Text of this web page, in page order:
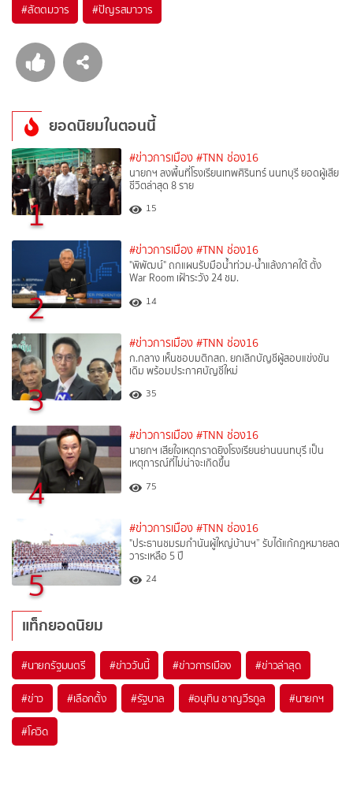
#สัตตมวาร #ปัญรสมาวาร
ยอดนิยมในตอนนี้
1
#ข่าวการเมือง #TNN ช่อง16
นายกฯ ลงพื้นที่โรงเรียนเทพศิรินทร์ นนทบุรี ยอดผู้เสีย
ชีวิตล่าสุด 8 ราย
15
2
#ข่าวการเมือง #TNN ช่อง16
"พิพัฒน์" ถกแผนรับมือน้ำท่วม-น้ำแล้งภาคใต้ ตั้ง
War Room เฝ้าระวัง 24 ชม.
14
3
#ข่าวการเมือง #TNN ช่อง16
ก.กลาง เห็นชอบมติกสถ. ยกเลิกบัญชีผู้สอบแข่งขัน
เดิม พร้อมประกาศบัญชีใหม่
35
4
#ข่าวการเมือง #TNN ช่อง16
นายกฯ เสียใจเหตุกราดยิงโรงเรียนย่านนนทบุรี เป็น
เหตุการณ์ที่ไม่น่าจะเกิดขึ้น
75
5
#ข่าวการเมือง #TNN ช่อง16
"ประธานชมรมกำนันผู้ใหญ่บ้านฯ” รับได้แก้กฎหมายลด
วาระเหลือ 5 ปี
24
แท็กยอดนิยม
#นายกรัฐมนตรี #ข่าววันนี้ #ข่าวการเมือง #ข่าวล่าสุด
#ข่าว #เลือกตั้ง #รัฐบาล #อนุทิน ชาญวีรกูล #นายกฯ
#โควิด